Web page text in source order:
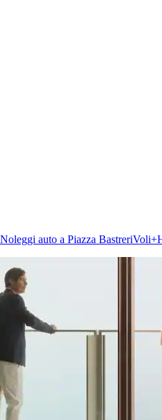
Noleggi auto a Piazza Bastreri